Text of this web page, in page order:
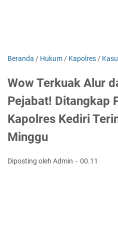
Beranda / Hukum / Kapolres /
Wow Terkuak Alur
Pejabat! Ditangkap
Kapolres Kediri
Minggu
Diposting oleh Admin 00.11